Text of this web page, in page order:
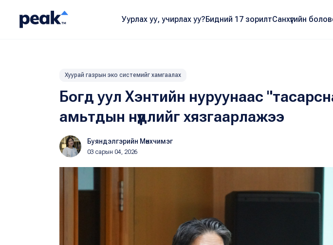
Уурлах уу, учирлах уу?Бидний 17 зорилтСанхүүгийн
Хуурай газрын эко системийг хамгаалах
Богд уул Хэнтийн нуруунаас
амьтдын нүүдлийг хязгаарлажээ
Буяндэлгэрийн Мөнхчимэг
03 сарын 04, 2026